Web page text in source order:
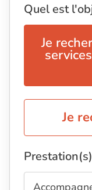
Quel est
Je
Je